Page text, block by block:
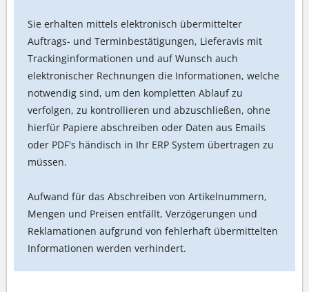
Sie erhalten mittels elektronisch übermittelter
Auftrags- und Terminbestätigungen, Lieferavis mit
Trackinginformationen und auf Wunsch auch
elektronischer Rechnungen die Informationen, welche
notwendig sind, um den kompletten Ablauf zu
verfolgen, zu kontrollieren und abzuschließen, ohne
hierfür Papiere abschreiben oder Daten aus Emails
oder PDF's händisch in Ihr ERP System übertragen zu
müssen.
Aufwand für das Abschreiben von Artikelnummern,
Mengen und Preisen entfällt, Verzögerungen und
Reklamationen aufgrund von fehlerhaft übermittelten
Informationen werden verhindert.